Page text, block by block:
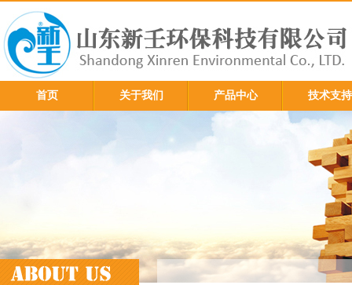
首页 关于我们 产品中心 技术支持